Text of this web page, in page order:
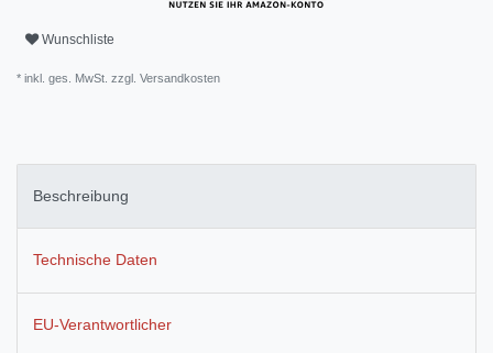
Wunschliste
* inkl. ges. MwSt. zzgl. Versandkosten
Beschreibung
Technische Daten
EU-Verantwortlicher